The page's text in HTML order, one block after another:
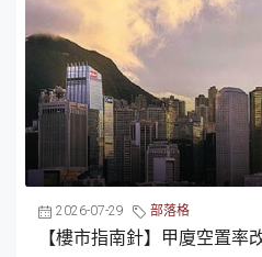
2026-07-29 部落格
【樓市指南針】甲廈空置率